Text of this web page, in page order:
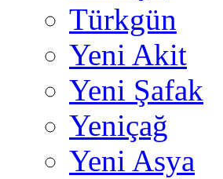
Türkgün
Yeni Akit
Yeni Şafak
Yeniçağ
Yeni Asya